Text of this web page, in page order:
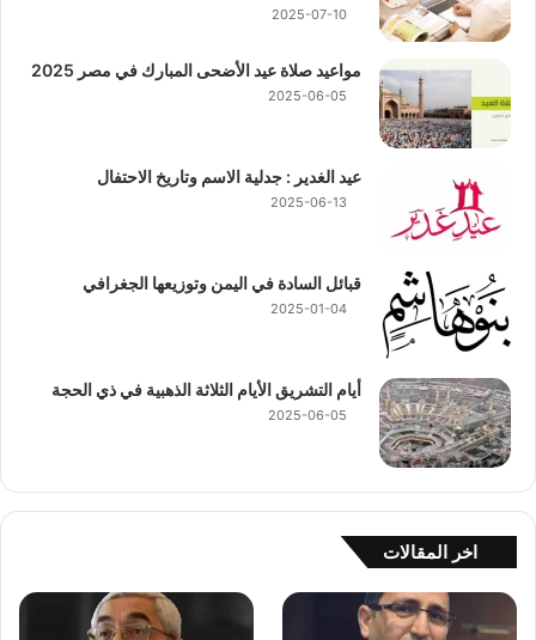
2025-07-10
مواعيد صلاة عيد الأضحى المبارك في مصر 2025
2025-06-05
عيد الغدير : جدلية الاسم وتاريخ الاحتفال
2025-06-13
قبائل السادة في اليمن وتوزيعها الجغرافي
2025-01-04
أيام التشريق الأيام الثلاثة الذهبية في ذي الحجة
2025-06-05
اخر المقالات